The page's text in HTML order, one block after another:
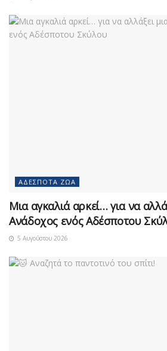
ΑΔΈΣΠΟΤΑ ΖΏΑ
Μια αγκαλιά αρκεί… για να
Ανάδοχος ενός Αδέσποτου
5 Αυγούστου 2026